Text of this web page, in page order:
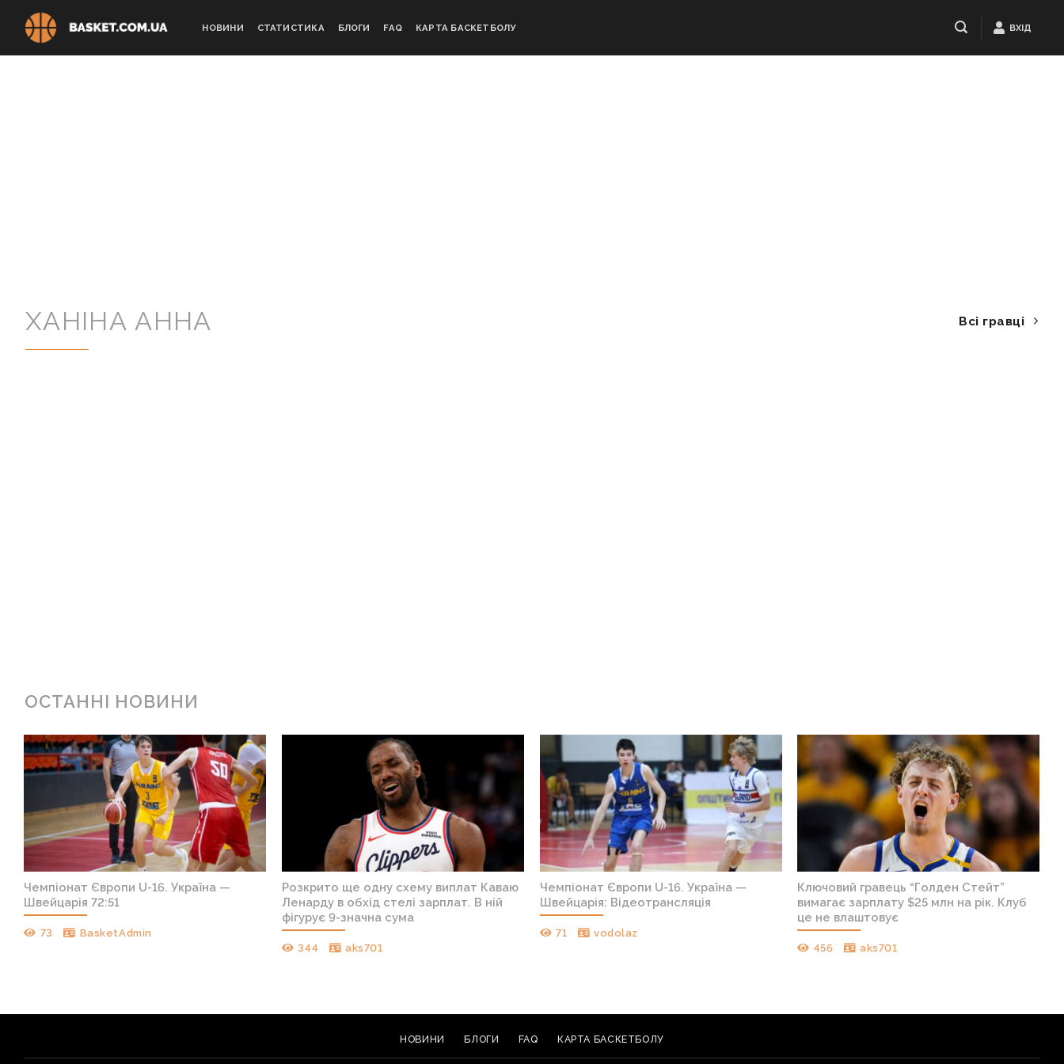
НОВИНИ СТАТИСТИКА БЛОГИ FAQ КАРТА БАСКЕТБОЛУ ВХІД
ХАНІНА АННА Всі гравці
ОСТАННІ НОВИНИ
Чемпіонат Європи U-16. Україна —
Швейцарія 72:51
73 BasketAdmin
Розкрито ще одну схему виплат Каваю
Ленарду в обхід стелі зарплат. В ній
фігурує 9-значна сума
344 aks701
Чемпіонат Європи U-16. Україна —
Швейцарія: Відеотрансляція
71 vodolaz
Ключовий гравець “Голден Стейт”
вимагає зарплату $25 млн на рік. Клуб
це не влаштовує
456 aks701
НОВИНИ БЛОГИ FAQ КАРТА БАСКЕТБОЛУ